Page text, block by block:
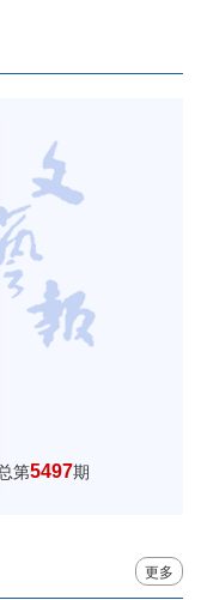
第5497期
更多